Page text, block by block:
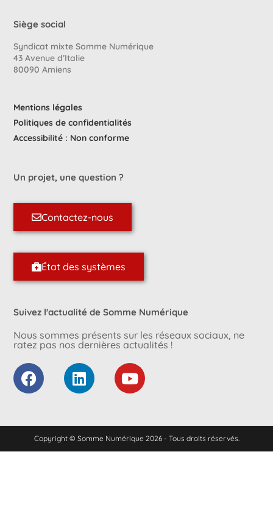
Siège social
Syndicat mixte Somme Numérique
43 Avenue d’Italie
80090 Amiens
Mentions légales
Politiques de confidentialités
Accessibilité : Non conforme
Un projet, une question ?
Contactez-nous
État des systèmes
Suivez l'actualité de Somme Numérique
Nous sommes présents sur les réseaux sociaux, ne
ratez pas nos dernières actualités !
Copyright © Somme Numérique 2026 - Tous droits réservés.